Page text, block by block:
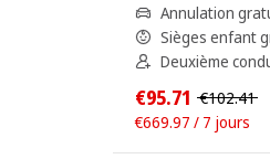
Annulation
Sièges enfant
Deuxième
€95.71 €102.41
€669.97 / 7 jours